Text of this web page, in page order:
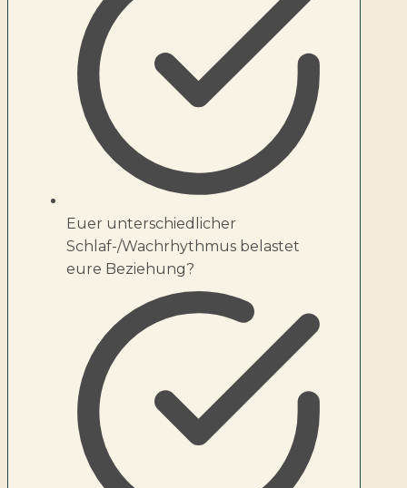
Euer unterschiedlicher
Schlaf-/Wachrhythmus belastet
eure Beziehung?